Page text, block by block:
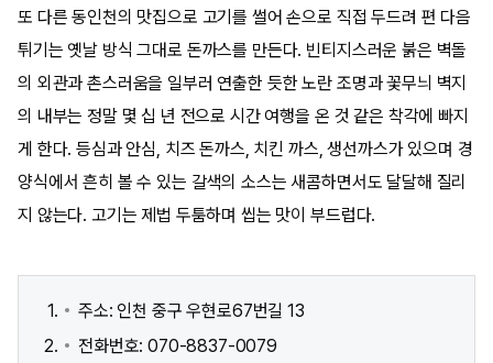
또 다른 동인천의 맛집으로 고기를 썰어 손으로 직접 두드려 편 다음
튀기는 옛날 방식 그대로 돈까스를 만든다. 빈티지스러운 붉은 벽돌
의 외관과 촌스러움을 일부러 연출한 듯한 노란 조명과 꽃무늬 벽지
의 내부는 정말 몇 십 년 전으로 시간 여행을 온 것 같은 착각에 빠지
게 한다. 등심과 안심, 치즈 돈까스, 치킨 까스, 생선까스가 있으며 경
양식에서 흔히 볼 수 있는 갈색의 소스는 새콤하면서도 달달해 질리
지 않는다. 고기는 제법 두툼하며 씹는 맛이 부드럽다.
주소: 인천 중구 우현로67번길 13
전화번호: 070-8837-0079